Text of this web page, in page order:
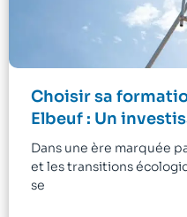
Choisir sa
Elbeuf : Un
Dans une ère marquée
et les transitions
se